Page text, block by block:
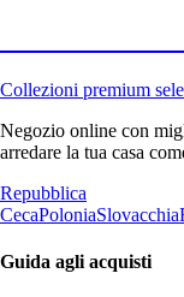
Collezioni premium
Negozio online con
arredare la tua casa
Repubblica
CecaPoloniaSlovacchia
Guida agli acquisti